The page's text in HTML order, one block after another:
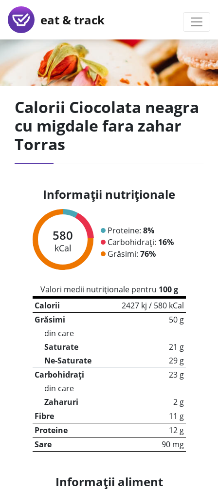
eat & track
Calorii Ciocolata neagra
cu migdale fara zahar
Torras
Informații nutriționale
580
kCal
Proteine: 8%
Carbohidrați: 16%
Grăsimi: 76%
Valori medii nutriționale pentru 100 g
Calorii
2427 kj / 580 kCal
Grăsimi
50 g
din care
Saturate
21 g
Ne-Saturate
29 g
Carbohidrați
23 g
din care
Zaharuri
2 g
Fibre
11 g
Proteine
12 g
Sare
90 mg
Informații aliment